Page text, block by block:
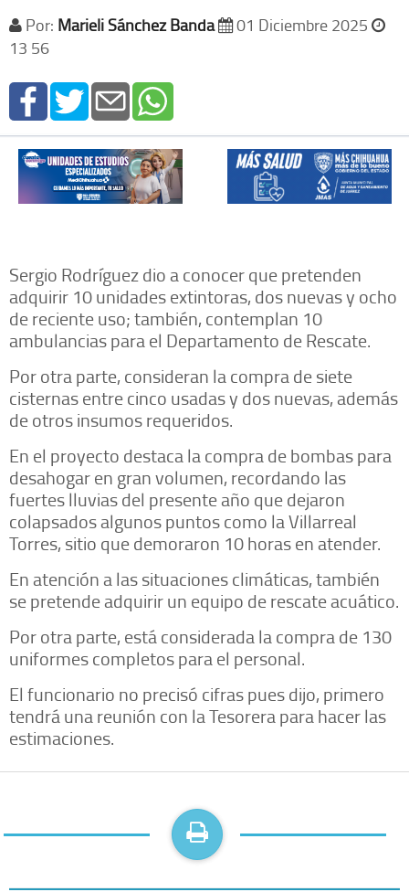
Por: Marieli Sánchez Banda
01 Diciembre 2025
13 56
Sergio Rodríguez dio a conocer que pretenden
adquirir 10 unidades extintoras, dos nuevas y ocho
de reciente uso; también, contemplan 10
ambulancias para el Departamento de Rescate.
Por otra parte, consideran la compra de siete
cisternas entre cinco usadas y dos nuevas, además
de otros insumos requeridos.
En el proyecto destaca la compra de bombas para
desahogar en gran volumen, recordando las
fuertes lluvias del presente año que dejaron
colapsados algunos puntos como la Villarreal
Torres, sitio que demoraron 10 horas en atender.
En atención a las situaciones climáticas, también
se pretende adquirir un equipo de rescate acuático.
Por otra parte, está considerada la compra de 130
uniformes completos para el personal.
El funcionario no precisó cifras pues dijo, primero
tendrá una reunión con la Tesorera para hacer las
estimaciones.